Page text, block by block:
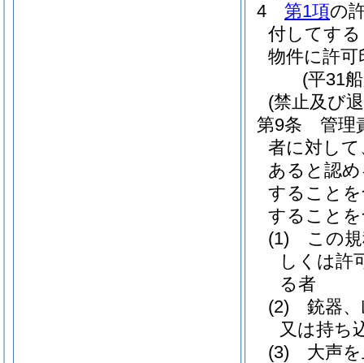
4
第1項の
付してす
物件に許可
(平31
(禁止及び
第9条
管理
者に対し
あると認
すること
すること
(1)
この
しくは許
る者
(2)
銃器
又は持ち
(3)
大声